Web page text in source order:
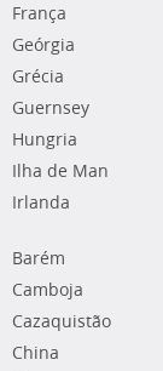
França
Geórgia
Grécia
Guernsey
Hungria
Ilha de Man
Irlanda
Barém
Camboja
Cazaquistão
China